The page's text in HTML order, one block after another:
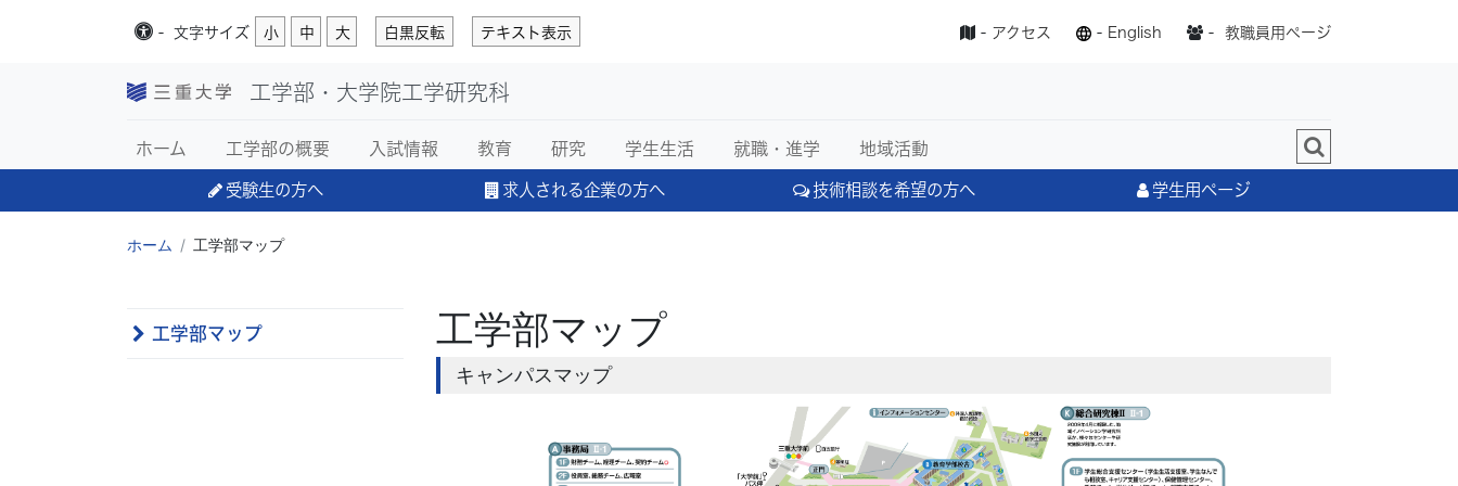
- 文字サイズ 小 中 大 白黒反転 テキスト表示 - アクセス - English - 教職員用ページ
工学部・大学院工学研究科
ホーム 工学部の概要 入試情報 教育 研究 学生生活 就職・進学 地域活動
受験生の方へ 求人される企業の方へ 技術相談を希望の方へ 学生用ページ
ホーム 工学部マップ
工学部マップ 工学部マップ
キャンパスマップ